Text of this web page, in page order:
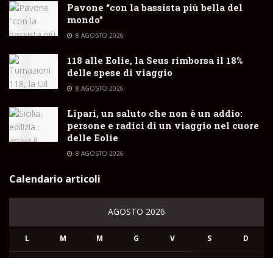
Pavone “con la bassista più bella del
mondo”
8 AGOSTO 2026
118 alle Eolie, la Seus rimborsa il 18%
delle spese di viaggio
8 AGOSTO 2026
Lipari, un saluto che non è un addio:
persone e radici di un viaggio nel cuore
delle Eolie
8 AGOSTO 2026
Calendario articoli
AGOSTO 2026
L M M G V S D